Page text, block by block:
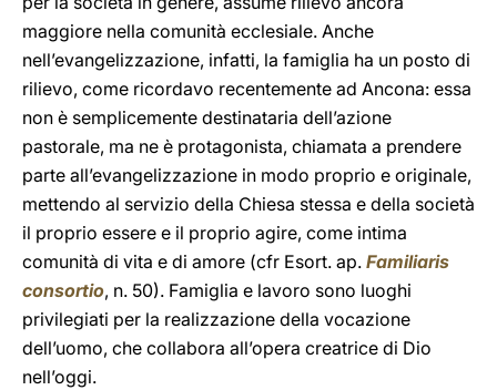
maggiore nella comunità ecclesiale. Anche
nell’evangelizzazione, infatti, la famiglia ha un posto di
rilievo, come ricordavo recentemente ad Ancona: essa
non è semplicemente destinataria dell’azione
pastorale, ma ne è protagonista, chiamata a prendere
parte all’evangelizzazione in modo proprio e originale,
mettendo al servizio della Chiesa stessa e della società
il proprio essere e il proprio agire, come intima
comunità di vita e di amore (cfr Esort. ap. Familiaris
consortio, n. 50). Famiglia e lavoro sono luoghi
privilegiati per la realizzazione della vocazione
dell’uomo, che collabora all’opera creatrice di Dio
nell’oggi.